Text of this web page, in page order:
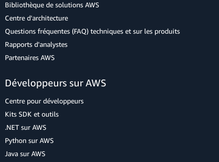
Bibliothèque de solutions AWS
Centre d'architecture
Questions fréquentes (FAQ) techniques et sur les produits
Rapports d'analystes
Partenaires AWS
Développeurs sur AWS
Centre pour développeurs
Kits SDK et outils
.NET sur AWS
Python sur AWS
Java sur AWS